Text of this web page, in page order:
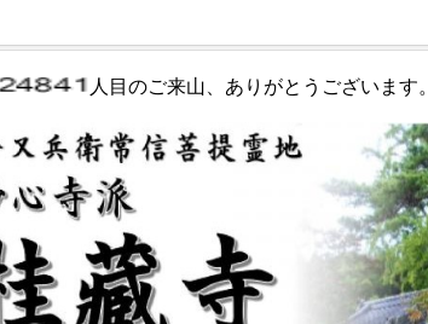
人目のご来山、ありがとうございます。